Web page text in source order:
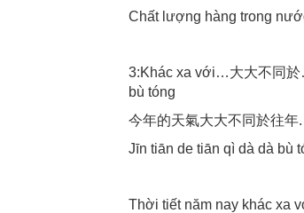
Chất lượng hàng trong
3:Khác xa với…大大不同
bù tóng
今年的天氣大大不同於往年.
Jīn tiān de tiān qì dà dà bù
Thời tiết năm nay khác xa